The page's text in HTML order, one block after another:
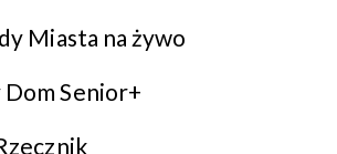
Miasta na żywo
Senior+